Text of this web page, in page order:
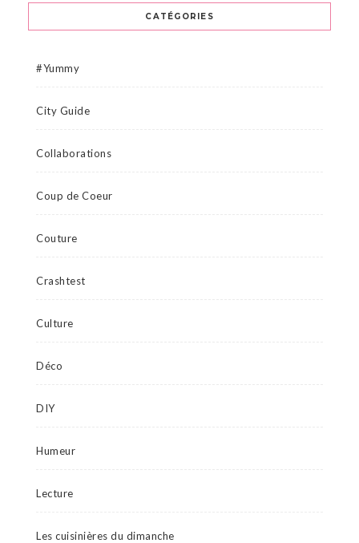
CATÉGORIES
#Yummy
City Guide
Collaborations
Coup de Coeur
Couture
Crashtest
Culture
Déco
DIY
Humeur
Lecture
Les cuisinières du dimanche